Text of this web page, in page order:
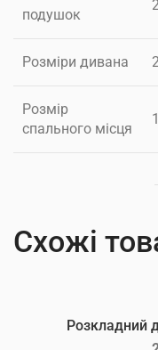
подушок
Розміри дивана
Розмір
спального місця
Схожі
Розкладний